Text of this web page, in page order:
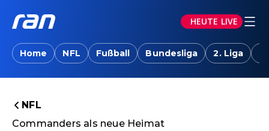
HEUTE LIVE
Home NFL Fußball Bundesliga 2. Liga
NFL
Commanders als neue Heimat